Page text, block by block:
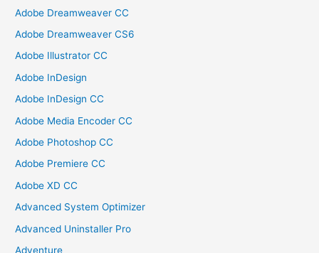
Adobe Dreamweaver CC
Adobe Dreamweaver CS6
Adobe Illustrator CC
Adobe InDesign
Adobe InDesign CC
Adobe Media Encoder CC
Adobe Photoshop CC
Adobe Premiere CC
Adobe XD CC
Advanced System Optimizer
Advanced Uninstaller Pro
Adventure